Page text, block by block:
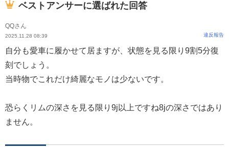
ベストアンサーに選ばれた回答
QQさん
2025.11.28 08:39 違反報告
自分も愛車に履かせて居ますが、状態を見る限り9割5分復
刻でしょう。
当時物でこれだけ綺麗なモノは少ないです。
恐らくリムの深さを見る限り9j以上ですね8jの深さではあり
ません。